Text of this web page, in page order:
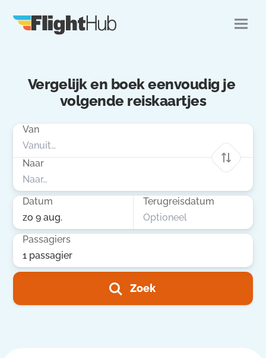
Vergelijk en boek eenvoudig je
volgende reiskaartjes
Van
Naar
Datum Terugreisdatum
Passagiers
Zoek